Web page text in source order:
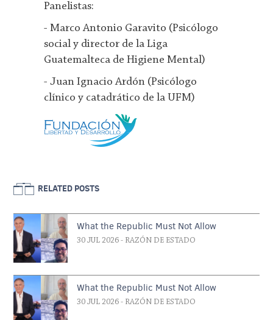
Panelistas:
- Marco Antonio Garavito (Psicólogo
social y director de la Liga
Guatemalteca de Higiene Mental)
- Juan Ignacio Ardón (Psicólogo
clínico y catadrático de la UFM)
RELATED POSTS
What the Republic Must Not Allow
30 JUL 2026 - RAZÓN DE ESTADO
What the Republic Must Not Allow
30 JUL 2026 - RAZÓN DE ESTADO